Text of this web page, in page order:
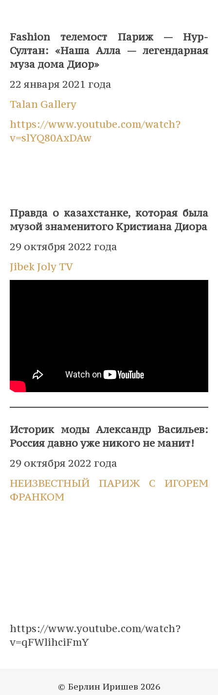
Fashion телемост Париж — Нур-
Султан: «Наша Алла — легендарная
муза дома Диор»
22 января 2021 года
Talan Gallery
https://www.youtube.com/watch?
v=slYQ80AxDAw
Правда о казахстанке, которая была
музой знаменитого Кристиана Диора
29 октября 2022 года
Jibek Joly TV
Историк моды Александр Васильев:
Россия давно уже никого не манит!
29 октября 2022 года
НЕИЗВЕСТНЫЙ ПАРИЖ С ИГОРЕМ
ФРАНКОМ
https://www.youtube.com/watch?
v=qFWlihciFmY
© Берлин Иришев 2026